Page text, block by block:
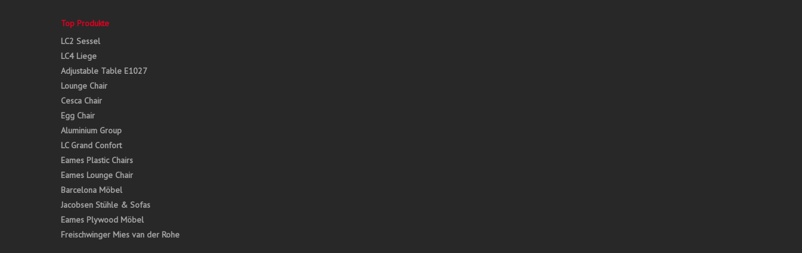
Top Produkte
LC2 Sessel
LC4 Liege
Adjustable Table E1027
Lounge Chair
Cesca Chair
Egg Chair
Aluminium Group
LC Grand Confort
Eames Plastic Chairs
Eames Lounge Chair
Barcelona Möbel
Jacobsen Stühle & Sofas
Eames Plywood Möbel
Freischwinger Mies van der Rohe